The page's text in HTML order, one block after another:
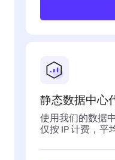
静态数据中心
使用我们的数据
仅按 IP 计费，平